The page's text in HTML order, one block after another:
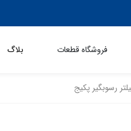
فروشگاه قطعات بلاگ
رسوبگیر پکیج